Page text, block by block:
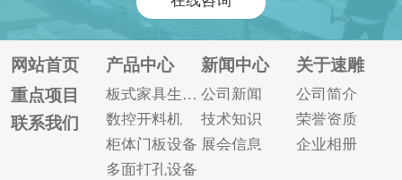
础，所以目前技术水
平已经非常完善。 随
着技术的不断成熟和
稳定，越来越多的大
中型家具厂家接受了
数控六面钻并投入使
用。使用该设备，一
锯的加工工艺，对门
扇毛坯规方加工，根
据客户需求输入相应
的尺寸;四轴三向加工
主轴，可用于加工锁
槽、锁阶、锁孔、铰
链槽等。在门板的两
网站首页
重点项目
联系我们
产品中心
板式家具生产线
数控开料机
柜体门板设备
多面打孔设备
新闻中心
公司新闻
技术知识
展会信息
关于速雕
公司简介
荣誉资质
企业相册